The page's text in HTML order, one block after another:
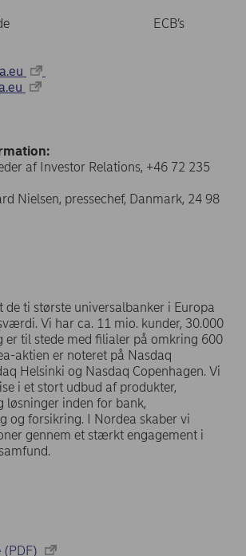
ECB’s
af Investor Relations, +46 72 235
Nielsen, pressechef, Danmark, 24 98
de ti største universalbanker i Europa
Vi har ca. 11 mio. kunder, 30.000
er til stede med filialer på omkring 600
aktien er noteret på Nasdaq
Helsinki og Nasdaq Copenhagen. Vi
i et stort udbud af produkter,
løsninger inden for bank,
og forsikring. I Nordea skaber vi
gennem et stærkt engagement i
(PDF)